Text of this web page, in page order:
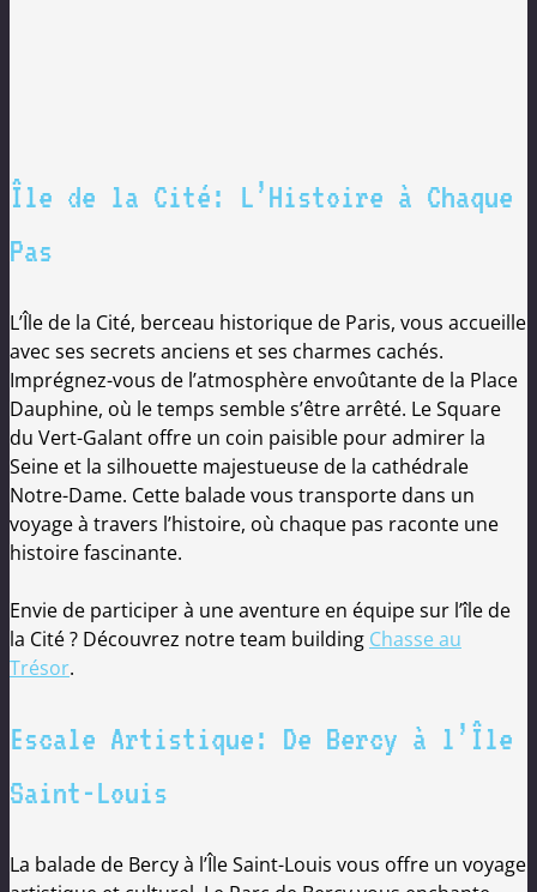
Île de la Cité: L’Histoire à Chaque
Pas
L’Île de la Cité, berceau historique de Paris, vous accueille
avec ses secrets anciens et ses charmes cachés.
Imprégnez-vous de l’atmosphère envoûtante de la Place
Dauphine, où le temps semble s’être arrêté. Le Square
du Vert-Galant offre un coin paisible pour admirer la
Seine et la silhouette majestueuse de la cathédrale
Notre-Dame. Cette balade vous transporte dans un
voyage à travers l’histoire, où chaque pas raconte une
histoire fascinante.
Envie de participer à une aventure en équipe sur l’île de
la Cité ? Découvrez notre team building Chasse au
Trésor.
Escale Artistique: De Bercy à l’Île
Saint-Louis
La balade de Bercy à l’Île Saint-Louis vous offre un voyage